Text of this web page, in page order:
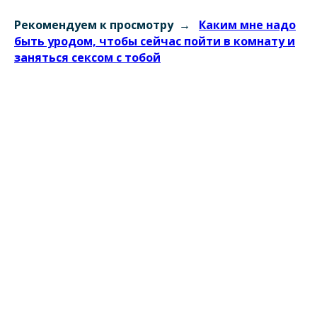
Рекомендуем к просмотру → Каким мне надо
быть уродом, чтобы сейчас пойти в комнату и
заняться сексом с тобой